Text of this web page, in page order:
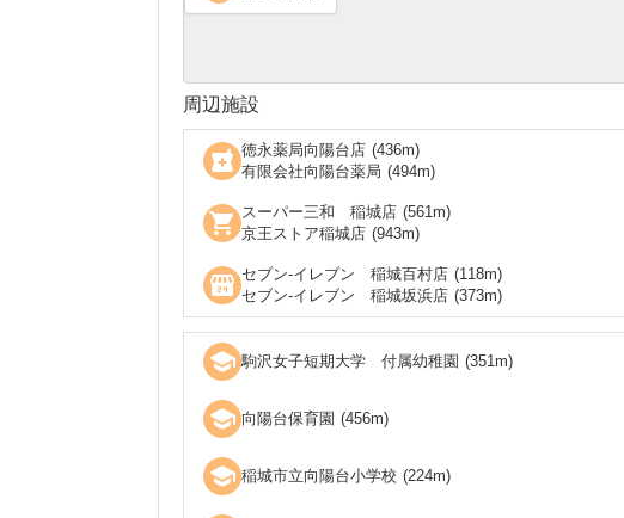
周辺施設
local_pharmacy 徳永薬局向陽台店 (436m)
有限会社向陽台薬局 (494m)
shopping_cart スーパー三和 稲城店 (561m)
京王ストア稲城店 (943m)
local_convenience_store セブン‐イレブン 稲城百村店 (118m)
セブン‐イレブン 稲城坂浜店 (373m)
school 駒沢女子短期大学 付属幼稚園 (351m)
school 向陽台保育園 (456m)
school 稲城市立向陽台小学校 (224m)